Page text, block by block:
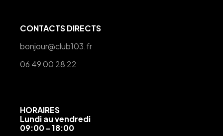
CONTACTS DIRECTS
bonjour@club103.fr
06 49 00 28 22
HORAIRES
Lundi au vendredi
09:00 - 18:00